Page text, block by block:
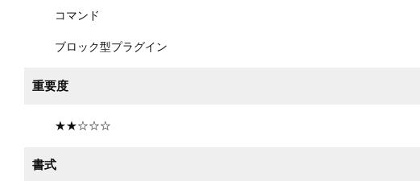
コマンド
ブロック型プラグイン
重要度
★★☆☆☆
書式